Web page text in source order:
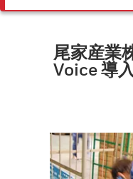
尾家産業
Voice 導